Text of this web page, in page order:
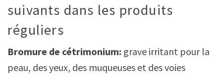
suivants dans les produits
réguliers
Bromure de cétrimonium: grave irritant pour la
peau, des yeux, des muqueuses et des voies